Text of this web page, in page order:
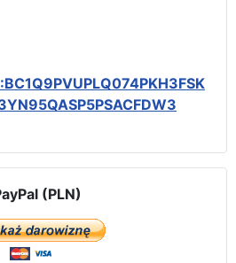
(PLN)